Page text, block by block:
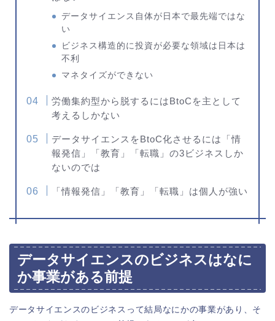
データサイエンス自体が日本で最先端ではな
い
ビジネス構造的に投資が必要な領域は日本は
不利
マネタイズができない
労働集約型から脱するにはBtoCを主として
考えるしかない
データサイエンスをBtoC化させるには「情
報発信」「教育」「転職」の3ビジネスしか
ないのでは
「情報発信」「教育」「転職」は個人が強い
データサイエンスのビジネスはなに
か事業がある前提
データサイエンスのビジネスって結局なにかの事業があり、そ